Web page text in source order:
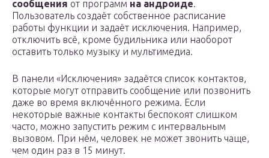
сообщения от программ на андроиде.
Пользователь создаёт собственное расписание
работы функции и задаёт исключения. Например,
отключить всё, кроме будильника или наоборот
оставить только музыку и мультимедиа.
В панели «Исключения» задаётся список контактов,
которые могут отправить сообщение или позвонить
даже во время включённого режима. Если
некоторые важные контакты беспокоят слишком
часто, можно запустить режим с интервальным
вызовом. При нём, человек не может звонить чаще,
чем один раз в 15 минут.